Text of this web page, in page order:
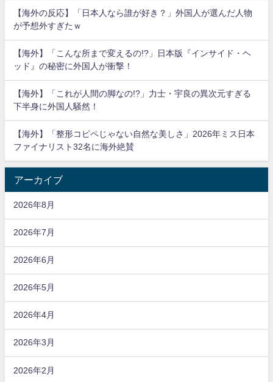
【海外の反応】「日本人なら誰が好き？」外国人が選んだ人物
が予想外すぎたｗ
【海外】「こんな所まで変えるの!?」日本版『インサイド・ヘ
ッド』の秘密に外国人が衝撃！
【海外】「これが人間の脚なの!?」力士・宇良の異次元すぎる
下半身に外国人騒然！
【海外】「整形コピペじゃない自然な美しさ」2026年ミス日本
ファイナリスト32名に海外絶賛
アーカイブ
2026年8月
2026年7月
2026年6月
2026年5月
2026年4月
2026年3月
2026年2月